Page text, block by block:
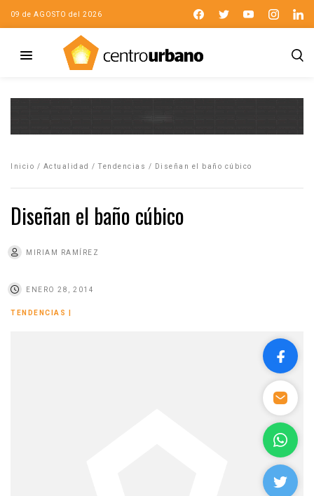
09 de AGOSTO del 2026
Inicio / Actualidad /Tendencias / Diseñan el baño cúbico
Diseñan el baño cúbico
MIRIAM RAMÍREZ
ENERO 28, 2014
TENDENCIAS